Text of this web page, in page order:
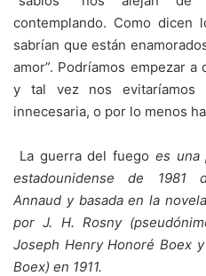
contemplando. Como dicen
sabrían que están
amor”. Podríamos empezar
y tal vez nos evitaríamos
innecesaria, o por lo menos
La guerra del fuego es una
estadounidense de 1981
Annaud y basada en la
por J. H. Rosny
Joseph Henry Honoré Boex
Boex) en 1911.